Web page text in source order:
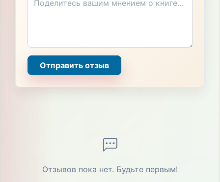
Отправить отзыв
Отзывов пока нет. Будьте первым!